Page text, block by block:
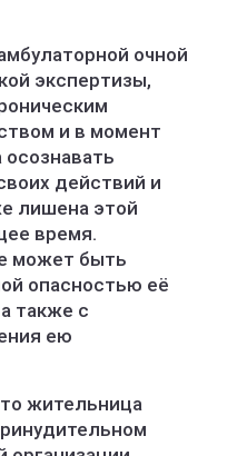
очной
экспертизы,
и в момент
действий и
лишена этой
время.
может быть
опасностью её
также с
ею
жительница